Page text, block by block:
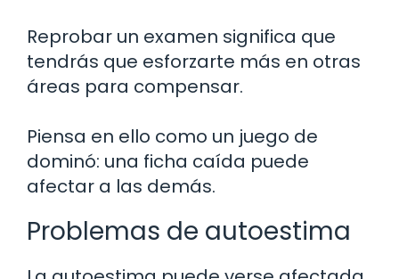
Reprobar un examen significa que
tendrás que esforzarte más en otras
áreas para compensar.
Piensa en ello como un juego de
dominó: una ficha caída puede
afectar a las demás.
Problemas de autoestima